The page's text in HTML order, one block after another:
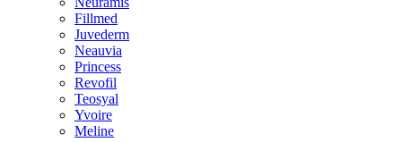
Fillmed
Juvederm
Neauvia
Princess
Revofil
Teosyal
Yvoire
Meline